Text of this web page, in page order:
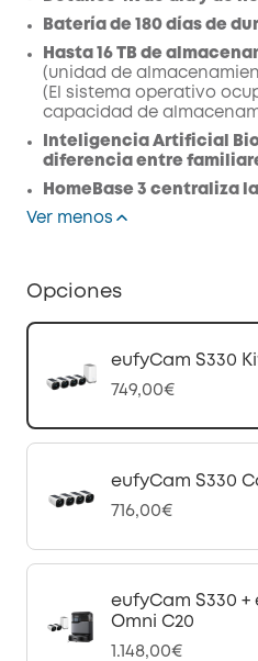
Batería de 180 días de
Hasta 16 TB de
(unidad de
(El sistema operativo
capacidad de
Inteligencia Artificial
diferencia entre
HomeBase 3 centraliza
Ver menos
Opciones
eufyCam S330
749,00€
eufyCam S330
716,00€
eufyCam S330
Omni C20
1.148,00€